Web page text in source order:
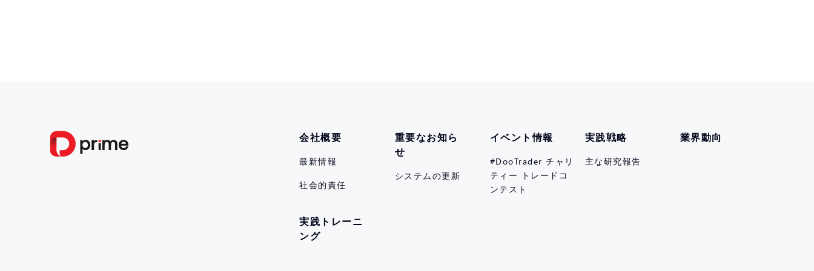
会社概要
最新情報
社会的責任
重要なお知ら
せ
システムの更新
イベント情報
#DooTrader チャリ
ティー トレードコ
ンテスト
実践戦略
主な研究報告
業界動向
実践トレーニ
ング